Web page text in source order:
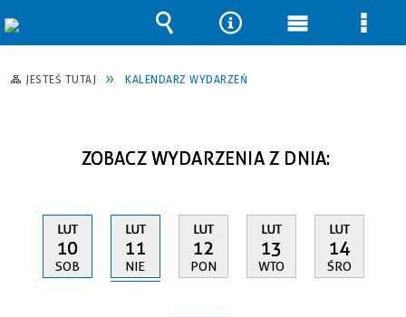
JESTEŚ TUTAJ KALENDARZ WYDARZEŃ
ZOBACZ WYDARZENIA Z DNIA:
LUT
10
SOB
LUT
11
NIE
LUT
12
PON
LUT
13
WTO
LUT
14
ŚRO
Wyszukiwarka
Narzędzia
Menu Menu